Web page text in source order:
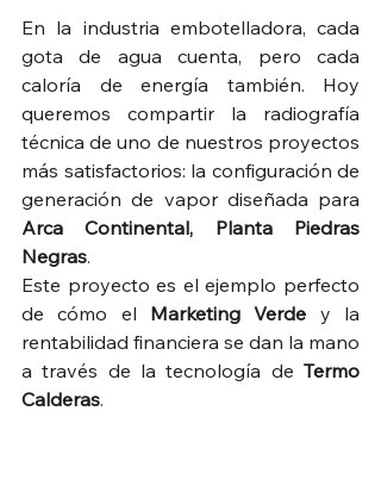
En la industria embotelladora, cada
gota de agua cuenta, pero cada
caloría de energía también. Hoy
queremos compartir la radiografía
técnica de uno de nuestros proyectos
más satisfactorios: la configuración de
Arca Continental, Planta Piedras
Negras.
Este proyecto es el ejemplo perfecto
de cómo el Marketing Verde y la
rentabilidad financiera se dan la mano
a través de la tecnología de Termo
Calderas.